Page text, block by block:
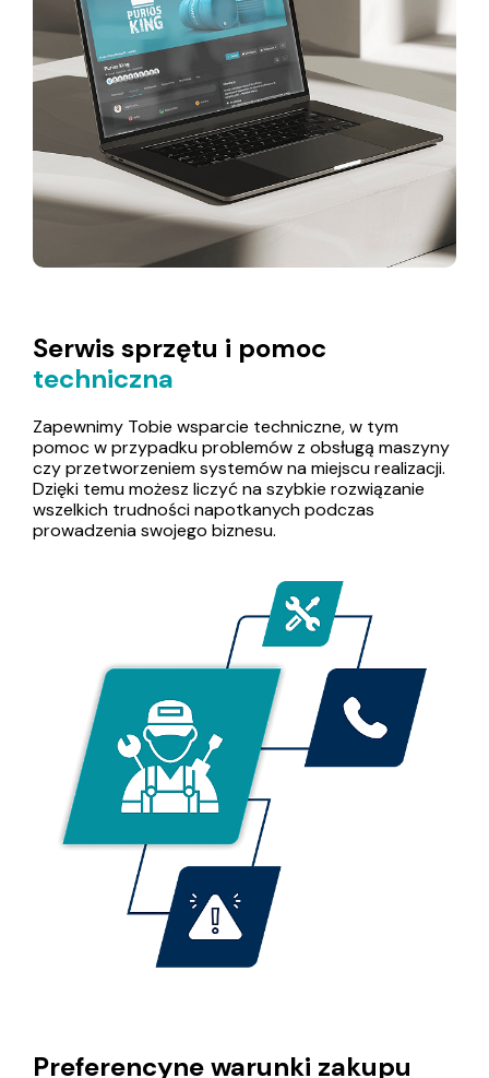
Serwis sprzętu i pomoc
techniczna
Zapewnimy Tobie wsparcie techniczne, w tym
pomoc w przypadku problemów z obsługą maszyny
czy przetworzeniem systemów na miejscu realizacji.
Dzięki temu możesz liczyć na szybkie rozwiązanie
wszelkich trudności napotkanych podczas
prowadzenia swojego biznesu.
Preferencyne warunki zakupu